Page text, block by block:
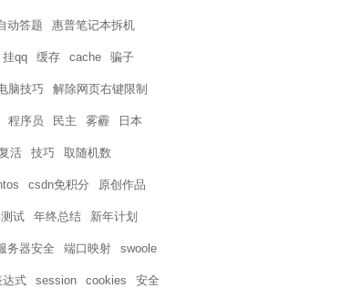
动答题 惠普笔记本拆机
挂qq 缓存 cache 骗子
脑技巧 解除网页右键限制
程序员 民主 雾霾 日本
活 技巧 取随机数
csdn免积分 原创作品
试 年终总结 新年计划
务器安全 端口映射 swoole
达式 session cookies 安全